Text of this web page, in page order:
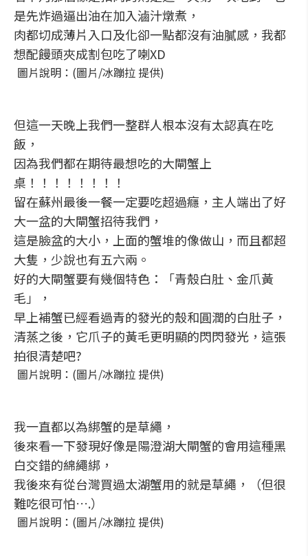
是先炸過逼出油在加入滷汁燉煮，
肉都切成薄片入口及化卻一點都沒有油膩感，我都
想配饅頭夾成割包吃了喇XD
圖片說明：(圖片/冰蹦拉 提供)
但這一天晚上我們一整群人根本沒有太認真在吃
飯，
因為我們都在期待最想吃的大閘蟹上
桌！！！！！！！！
留在蘇州最後一餐一定要吃超過癮，主人端出了好
大一盆的大閘蟹招待我們，
這是臉盆的大小，上面的蟹堆的像做山，而且都超
大隻，少說也有五六兩。
好的大閘蟹要有幾個特色：「青殼白肚、金爪黃
毛」，
早上補蟹已經看過青的發光的殼和圓潤的白肚子，
清蒸之後，它爪子的黃毛更明顯的閃閃發光，這張
拍很清楚吧?
圖片說明：(圖片/冰蹦拉 提供)
我一直都以為綁蟹的是草繩，
後來看一下發現好像是陽澄湖大閘蟹的會用這種黑
白交錯的綿繩綁，
我後來有從台灣買過太湖蟹用的就是草繩，（但很
難吃很可怕….）
圖片說明：(圖片/冰蹦拉 提供)